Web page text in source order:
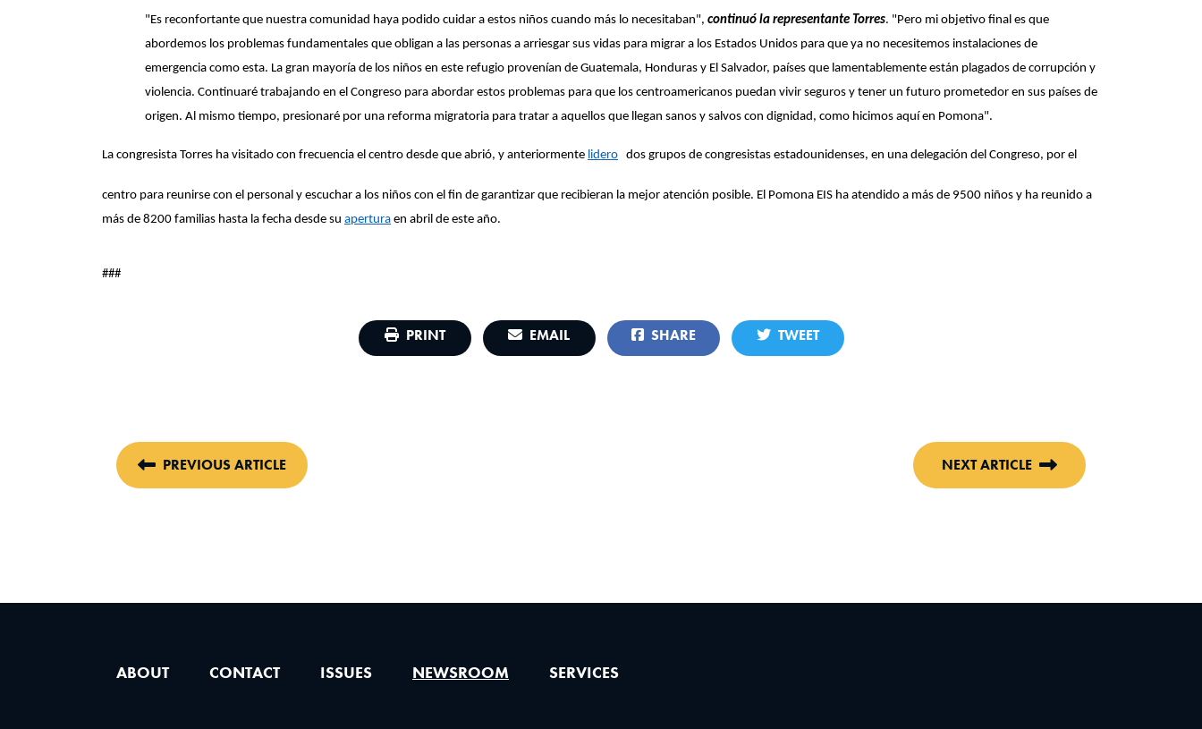
"Es reconfortante que nuestra comunidad haya podido cuidar a estos niños cuando más lo necesitaban", continuó la representante Torres. "Pero mi objetivo final es que
abordemos los problemas fundamentales que obligan a las personas a arriesgar sus vidas para migrar a los Estados Unidos para que ya no necesitemos instalaciones de
emergencia como esta. La gran mayoría de los niños en este refugio provenían de Guatemala, Honduras y El Salvador, países que lamentablemente están plagados de corrupción y
violencia. Continuaré trabajando en el Congreso para abordar estos problemas para que los centroamericanos puedan vivir seguros y tener un futuro prometedor en sus países de
origen. Al mismo tiempo, presionaré por una reforma migratoria para tratar a aquellos que llegan sanos y salvos con dignidad, como hicimos aquí en Pomona".
La congresista Torres ha visitado con frecuencia el centro desde que abrió, y anteriormente lidero dos grupos de congresistas estadounidenses, en una delegación del Congreso, por el
centro para reunirse con el personal y escuchar a los niños con el fin de garantizar que recibieran la mejor atención posible. El Pomona EIS ha atendido a más de 9500 niños y ha reunido a
más de 8200 familias hasta la fecha desde su apertura en abril de este año.
###
PRINT EMAIL SHARE TWEET
PREVIOUS ARTICLE NEXT ARTICLE
ABOUT CONTACT ISSUES NEWSROOM SERVICES